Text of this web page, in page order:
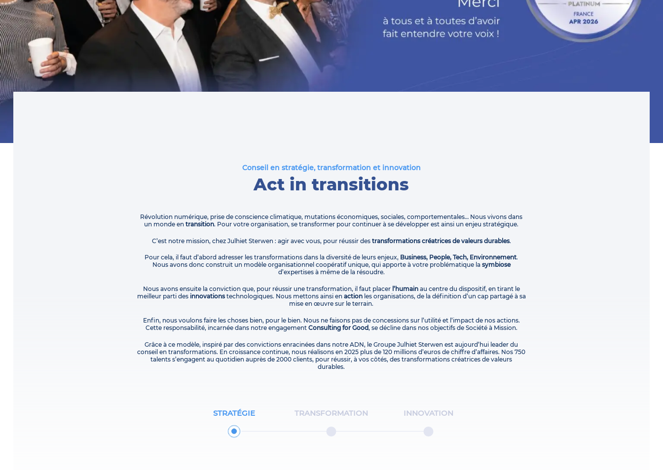
Conseil en stratégie, transformation et innovation
Act in transitions
Révolution numérique, prise de conscience climatique, mutations économiques, sociales, comportementales… Nous vivons dans
un monde entransition. Pour votre organisation, se transformer pour continuer à se développer est ainsi un enjeu stratégique.
C’est notre mission, chez Julhiet Sterwen : agir avec vous, pour réussir des transformations créatrices de valeurs durables.
Pour cela, il faut d’abord adresser les transformations dans la diversité de leurs enjeux, Business, People, Tech, Environnement.
Nous avons donc construit un modèle organisationnel coopératif unique, qui apporte à votre problématique la symbiose
d’expertises à même de la résoudre.
Nous avons ensuite la conviction que, pour réussir une transformation, il faut placer l’humainau centre du dispositif, en tirant le
meilleur parti des innovationstechnologiques. Nous mettons ainsi en actionles organisations, de la définition d’un cap partagé à sa
mise en œuvre sur le terrain.
Enfin, nous voulons faire les choses bien, pour le bien. Nous ne faisons pas de concessions sur l’utilité et l’impact de nos actions.
Cette responsabilité, incarnée dans notre engagement Consulting for Good, se décline dans nos objectifs de Société à Mission.
Grâce à ce modèle, inspiré par des convictions enracinées dans notre ADN, le Groupe Julhiet Sterwen est aujourd’hui leader du
conseil en transformations. En croissance continue, nous réalisons en 2025 plus de 120 millions d’euros de chiffre d’affaires. Nos 750
talents s’engagent au quotidien auprès de 2000 clients, pour réussir, à vos côtés, des transformations créatrices de valeurs
durables.
STRATÉGIE TRANSFORMATION INNOVATION